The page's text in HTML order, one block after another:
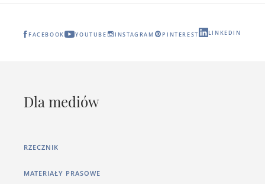
FACEBOOK YOUTUBE INSTAGRAM PINTEREST LINKEDIN
Dla mediów
RZECZNIK
MATERIAŁY PRASOWE